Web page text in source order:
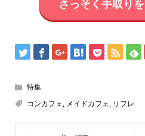
さっそく手取り
特集
コンカフェ, メイドカフェ, リフレ